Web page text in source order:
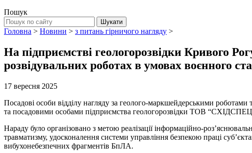
Пошук
Головна > Новини > з питань гірничого нагляду >
На підприємстві геологорозвідки Кривого
розвідувальних роботах в умовах воєнного
17 вересня 2025
Посадові особи відділу нагляду за геолого-маркшейдерськими
та посадовими особами підприємства геологорозвідки ТОВ
Нараду було організовано з метою реалізації інформаційно-
травматизму, удосконалення системи управління безпекою праці
вибухонебезпечних фрагментів БпЛА.